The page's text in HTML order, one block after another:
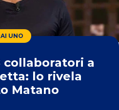
UNO
collaboratori a
lo rivela
Matano